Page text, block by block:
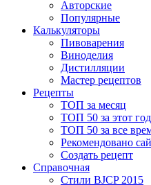
Авторские
Популярные
Калькуляторы
Пивоварения
Виноделия
Дистилляции
Мастер рецептов
Рецепты
ТОП за месяц
ТОП 50 за этот год
ТОП 50 за все
Рекомендовано
Создать рецепт
Справочная
Стили BJCP 2015